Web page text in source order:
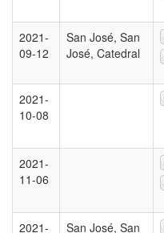
2021-
09-12
San José, San
José, Catedral
2021-
10-08
2021-
11-06
2021- San José, San